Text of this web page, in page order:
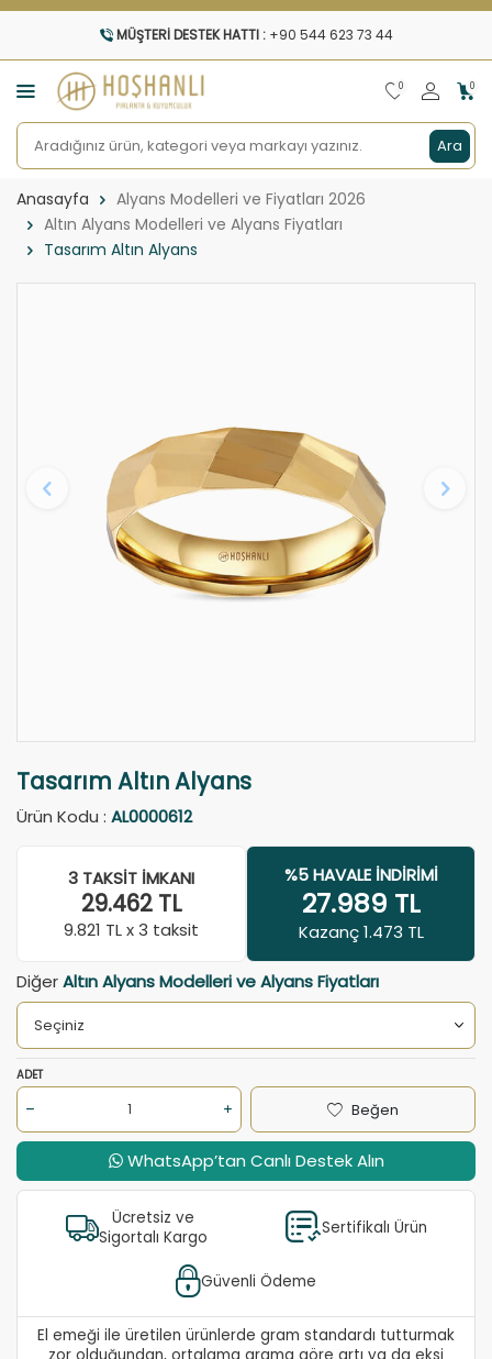
MÜŞTERI DESTEK HATTI : +90 544 623 73 44
Ara
0 0
Anasayfa
Alyans Modelleri ve Fiyatları 2026
Altın Alyans Modelleri ve Alyans Fiyatları
Tasarım Altın Alyans
Tasarım Altın Alyans
Ürün Kodu : AL0000612
3 TAKSIT İMKANI
29.462TL
9.821 TL x 3 taksit
%5 HAVALE İNDIRIMI
27.989 TL
Kazanç 1.473 TL
DiğerAltın Alyans Modelleri ve Alyans Fiyatları
ADET
Beğen
WhatsApp’tan Canlı Destek Alın
Ücretsiz ve
Sigortalı Kargo
Sertifikalı Ürün
Güvenli Ödeme
El emeği ile üretilen ürünlerde gram standardı tutturmak